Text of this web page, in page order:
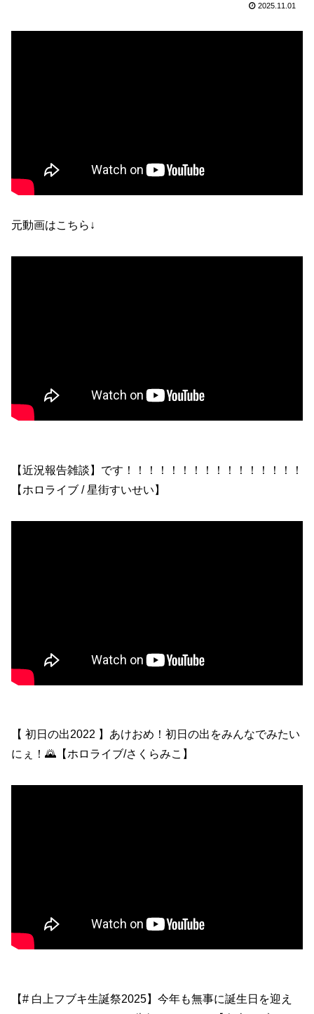
2025.11.01
元動画はこちら↓
【近況報告雑談】です！！！！！！！！！！！！！！！！
【ホロライブ / 星街すいせい】
【 初日の出2022 】あけおめ！初日の出をみんなでみたい
にぇ！🌄【ホロライブ/さくらみこ】
【# 白上フブキ生誕祭2025】今年も無事に誕生日を迎え